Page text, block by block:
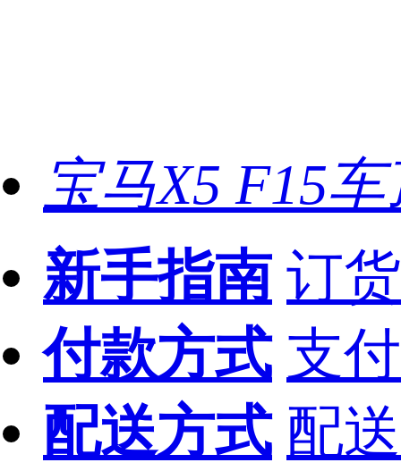
宝马X5 F15
新手指南 订
付款方式 支
配送方式 配